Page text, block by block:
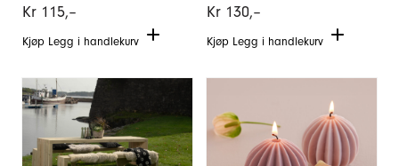
Kr 115,–
Kjøp Legg i handlekurv
Kr 130,–
Kjøp Legg i handlekurv